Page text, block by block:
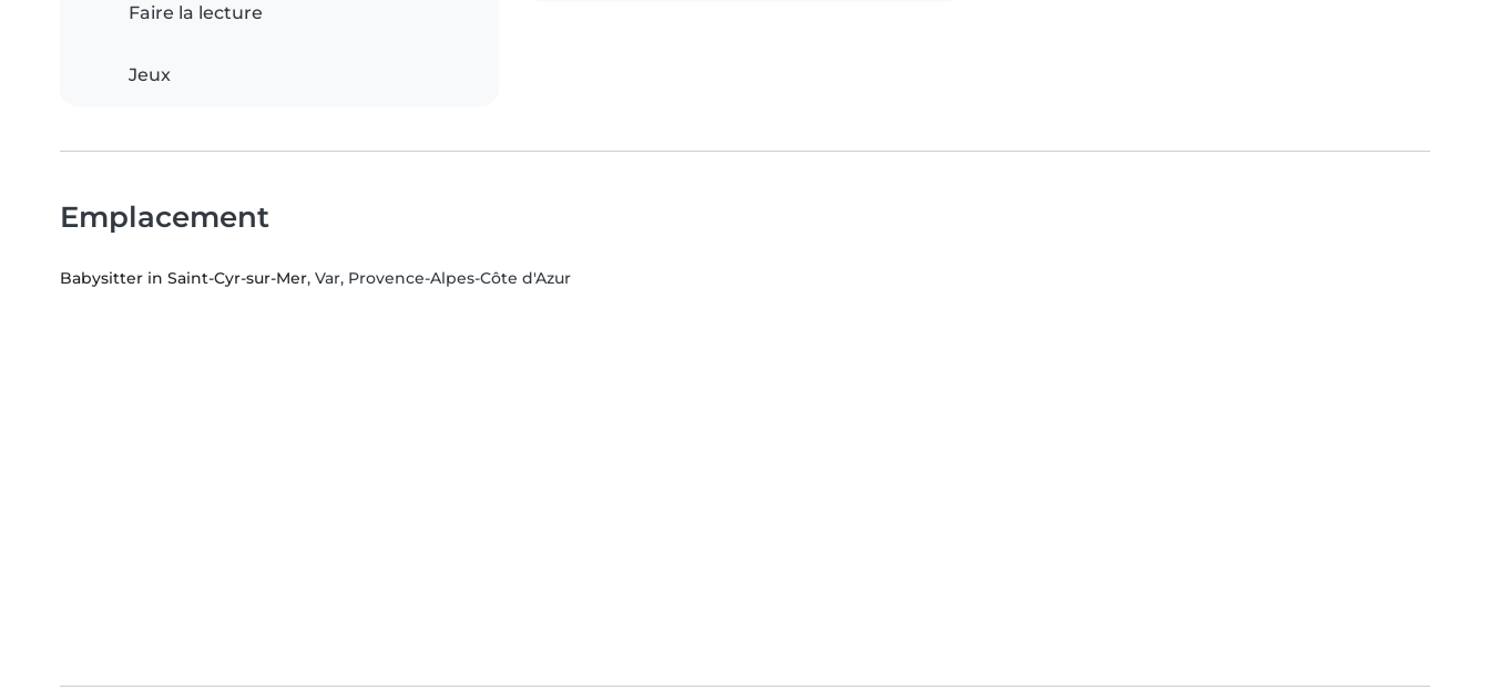
Faire la lecture
Jeux
Emplacement
Babysitter in Saint-Cyr-sur-Mer, Var, Provence-Alpes-Côte d'Azur